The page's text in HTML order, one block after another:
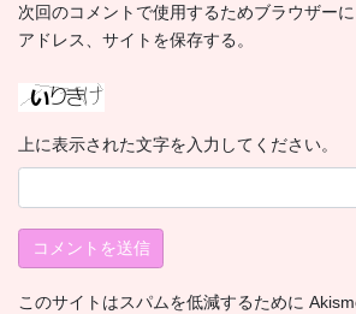
次回のコメントで使用するためブラウザー
アドレス、サイトを保存する。
上に表示された文字を入力してください。
このサイトはスパムを低減するために